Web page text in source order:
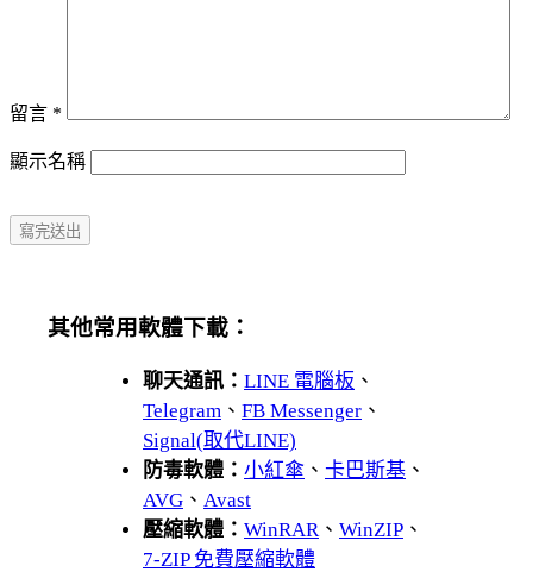
留言 *
顯示名稱
其他常用軟體下載：
聊天通訊： LINE 電腦板 、
Telegram 、 FB Messenger 、
Signal(取代LINE)
防毒軟體： 小紅傘 、 卡巴斯基 、
AVG 、 Avast
壓縮軟體： WinRAR 、 WinZIP 、
7-ZIP 免費壓縮軟體